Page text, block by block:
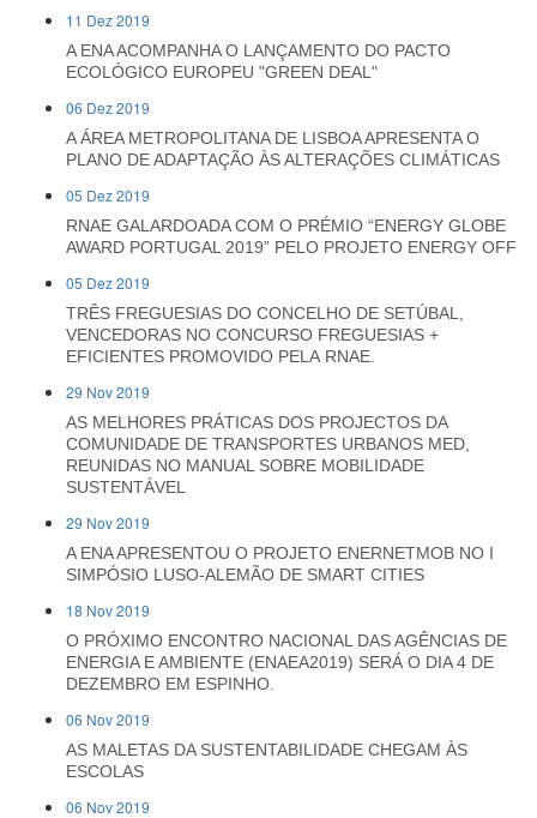
11 Dez 2019
A ENA ACOMPANHA O LANÇAMENTO DO PACTO
ECOLÓGICO EUROPEU "GREEN DEAL"
06 Dez 2019
A ÁREA METROPOLITANA DE LISBOA APRESENTA O
PLANO DE ADAPTAÇÃO ÀS ALTERAÇÕES CLIMÁTICAS
05 Dez 2019
RNAE GALARDOADA COM O PRÉMIO “ENERGY GLOBE
AWARD PORTUGAL 2019” PELO PROJETO ENERGY OFF
05 Dez 2019
TRÊS FREGUESIAS DO CONCELHO DE SETÚBAL,
VENCEDORAS NO CONCURSO FREGUESIAS +
EFICIENTES PROMOVIDO PELA RNAE.
29 Nov 2019
AS MELHORES PRÁTICAS DOS PROJECTOS DA
COMUNIDADE DE TRANSPORTES URBANOS MED,
REUNIDAS NO MANUAL SOBRE MOBILIDADE
SUSTENTÁVEL
29 Nov 2019
A ENA APRESENTOU O PROJETO ENERNETMOB NO I
SIMPÓSIO LUSO-ALEMÃO DE SMART CITIES
18 Nov 2019
O PRÓXIMO ENCONTRO NACIONAL DAS AGÊNCIAS DE
ENERGIA E AMBIENTE (ENAEA2019) SERÁ O DIA 4 DE
DEZEMBRO EM ESPINHO.
06 Nov 2019
AS MALETAS DA SUSTENTABILIDADE CHEGAM ÀS
ESCOLAS
06 Nov 2019